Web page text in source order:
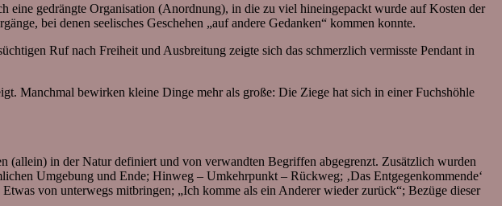
gedrängte Organisation (Anordnung), in die zu viel hineingepackt wurde auf Kosten der
bei denen seelisches Geschehen „auf andere Gedanken“ kommen konnte.
Ruf nach Freiheit und Ausbreitung zeigte sich das schmerzlich vermisste Pendant in
Manchmal bewirken kleine Dinge mehr als große: Die Ziege hat sich in einer Fuchshöhle
(allein) in der Natur definiert und von verwandten Begriffen abgegrenzt. Zusätzlich wurden
Umgebung und Ende; Hinweg – Umkehrpunkt – Rückweg; ‚Das Entgegenkommende‘
von unterwegs mitbringen; „Ich komme als ein Anderer wieder zurück“; Bezüge dieser